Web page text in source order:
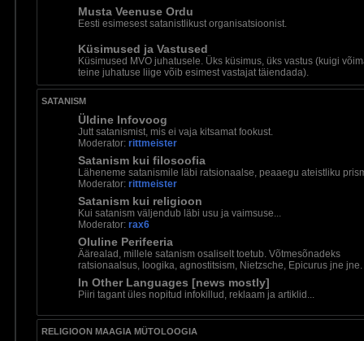
Musta Veenuse Ordu
Eesti esimesest satanistlikust organisatsioonist.
Küsimused ja Vastused
Küsimused MVO juhatusele. Üks küsimus, üks vastus (kuigi
teine juhatuse liige võib esimest vastajat täiendada).
SATANISM
Üldine Infovoog
Jutt satanismist, mis ei vaja kitsamat fookust.
Moderator: rittmeister
Satanism kui filosoofia
Läheneme satanismile läbi ratsionaalse, peaaegu ateistliku
Moderator: rittmeister
Satanism kui religioon
Kui satanism väljendub läbi usu ja vaimsuse...
Moderator: rax6
Oluline Perifeeria
Äärealad, millele satanism osaliselt toetub. Võtmesõnadeks
ratsionaalsus, loogika, agnostitsism, Nietzsche, Epicurus jne jne.
In Other Languages [news mostly]
Piiri tagant üles nopitud infokillud, reklaam ja artiklid...
RELIGIOON MAAGIA MÜTOLOOGIA